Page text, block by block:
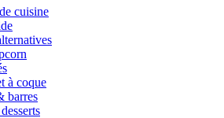
cuisine
à coque
barres